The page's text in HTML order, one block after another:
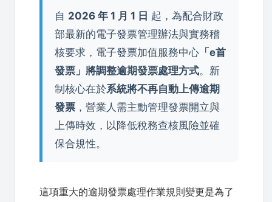
自 2026 年 1 月 1 日 起，為配合財政
部最新的電子發票管理辦法與實務稽
核要求，電子發票加值服務中心 「e首
發票」將調整逾期發票處理方式。新
制核心在於系統將不再自動上傳逾期
發票 ，營業人需主動管理發票開立與
上傳時效，以降低稅務查核風險並確
保合規性。
這項重大的逾期發票處理作業規則變更是為了